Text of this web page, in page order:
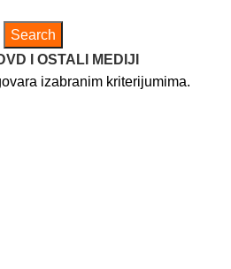
Search
I OSTALI MEDIJI
izabranim kriterijumima.